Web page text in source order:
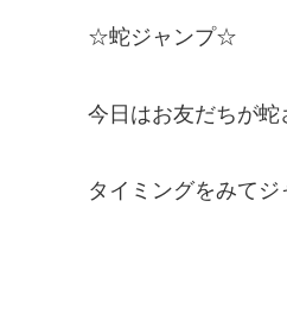
☆蛇ジャンプ☆
今日はお友だちが
タイミングをみてジ